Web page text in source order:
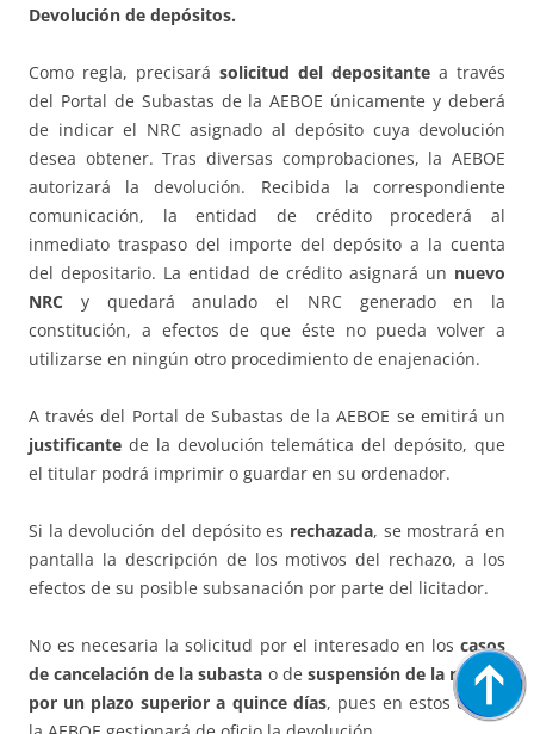
Devolución de depósitos.
Como regla, precisará solicitud del depositante a través
del Portal de Subastas de la AEBOE únicamente y deberá
de indicar el NRC asignado al depósito cuya devolución
desea obtener. Tras diversas comprobaciones, la AEBOE
autorizará la devolución. Recibida la correspondiente
comunicación, la entidad de crédito procederá al
inmediato traspaso del importe del depósito a la cuenta
del depositario. La entidad de crédito asignará un nuevo
NRC y quedará anulado el NRC generado en la
constitución, a efectos de que éste no pueda volver a
utilizarse en ningún otro procedimiento de enajenación.
A través del Portal de Subastas de la AEBOE se emitirá un
justificante de la devolución telemática del depósito, que
el titular podrá imprimir o guardar en su ordenador.
Si la devolución del depósito es rechazada, se mostrará en
pantalla la descripción de los motivos del rechazo, a los
efectos de su posible subsanación por parte del licitador.
No es necesaria la solicitud por el interesado en los casos
de cancelación de la subasta o de suspensión de la misma
por un plazo superior a quince días, pues en estos casos,